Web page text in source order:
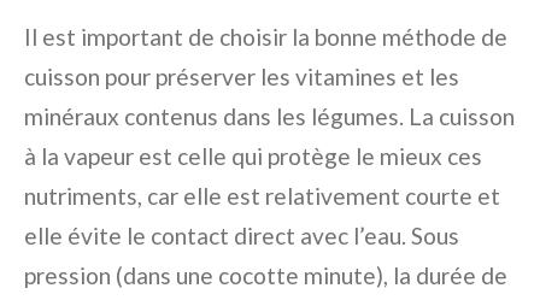
Il est important de choisir la bonne méthode de
cuisson pour préserver les vitamines et les
minéraux contenus dans les légumes. La cuisson
à la vapeur est celle qui protège le mieux ces
nutriments, car elle est relativement courte et
elle évite le contact direct avec l’eau. Sous
pression (dans une cocotte minute), la durée de